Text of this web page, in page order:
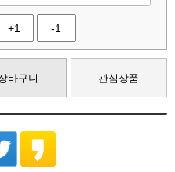
+1 -1
바구니 관심상품